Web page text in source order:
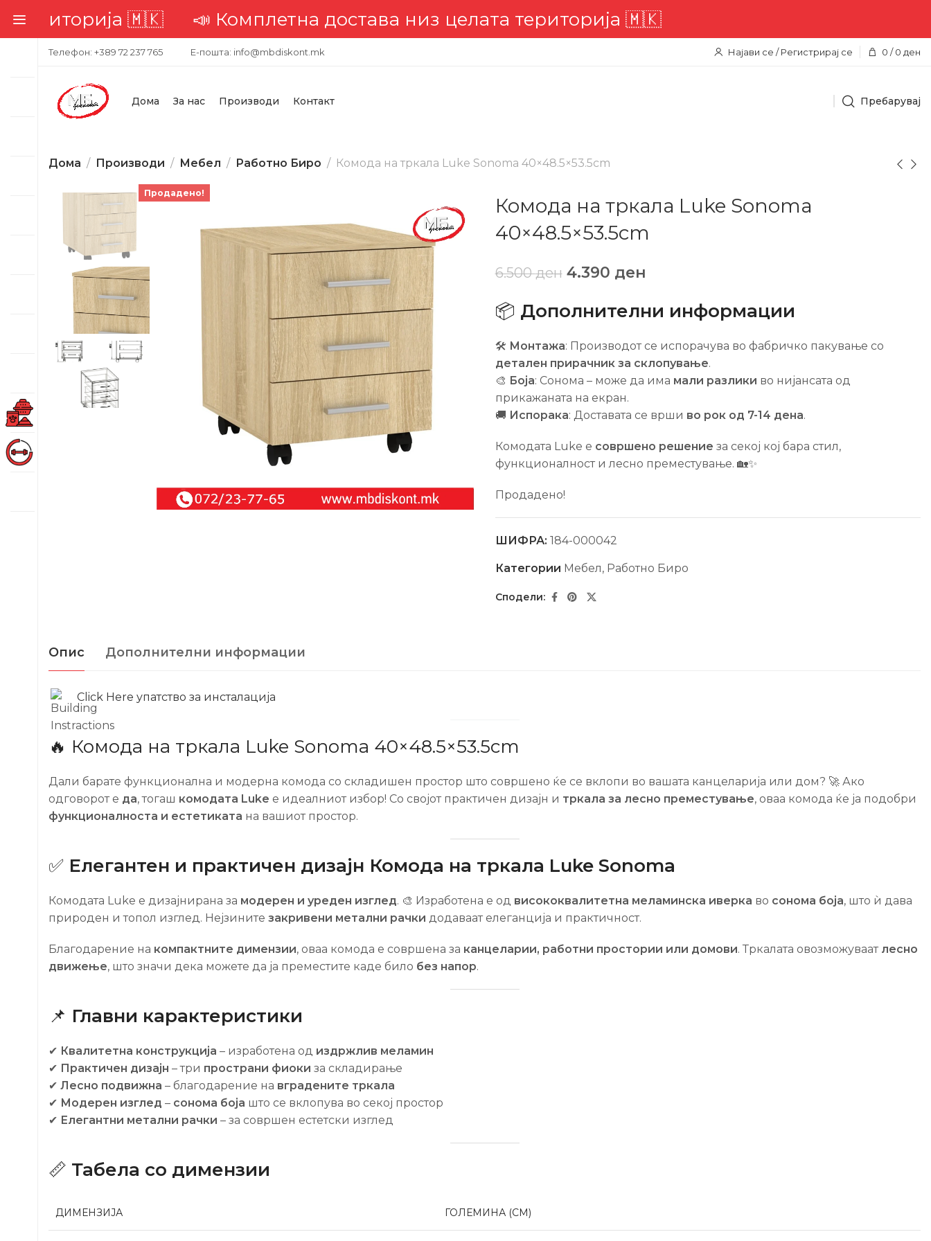
🇲🇰📣 Комплетна достава низ целата територија 🇲🇰
Телефон: +389 72 237 765 Е-пошта: info@mbdiskont.mk Најави се / Регистрирај се 0 / 0 ден
Дома За нас Производи Контакт Пребарувај
Дома Производи Мебел Работно Биро Комода на тркала Luke Sonoma 40×48.5×53.5cm
-32%
Продадено!
Комода на тркала Luke Sonoma
40×48.5×53.5cm
6.500ден 4.390 ден
📦 Дополнителни информации
🛠 Монтажа: Производот се испорачува во фабричко пакување со
детален прирачник за склопување.
🎨 Боја: Сонома – може да има мали разлики во нијансата од
прикажаната на екран.
🚚 Испорака: Доставата се врши во рок од 7-14 дена.
Комодата Luke е совршено решение за секој кој бара стил,
функционалност и лесно преместување. 🏡✨
Продадено!
ШИФРА: 184-000042
Категории Мебел, Работно Биро
Опис Дополнителни информации
Click Here упатство за инсталација
🔥 Комода на тркала Luke Sonoma 40×48.5×53.5cm
Дали барате функционална и модерна комода со складишен простор што совршено ќе се вклопи во вашата канцеларија или дом? 🚀 Ако
одговорот е да, тогаш комодата Luke е идеалниот избор! Со својот практичен дизајн и тркала за лесно преместување, оваа комода ќе ја подобри
функционалноста и естетиката на вашиот простор.
✅ Елегантен и практичен дизајн Комода на тркала Luke Sonoma
Комодата Luke е дизајнирана за модерен и уреден изглед. 🎨 Изработена е од висококвалитетна меламинска иверка во сонома боја, што ѝ дава
природен и топол изглед. Нејзините закривени метални рачки додаваат елеганција и практичност.
Благодарение на компактните димензии, оваа комода е совршена за канцеларии, работни простории или домови. Тркалата овозможуваат лесно
движење, што значи дека можете да ја преместите каде било без напор.
📌 Главни карактеристики
✔ Квалитетна конструкција – изработена од издржлив меламин
✔ Практичен дизајн – три пространи фиоки за складирање
✔ Лесно подвижна – благодарение на вградените тркала
✔ Модерен изглед – сонома боја што се вклопува во секој простор
✔ Елегантни метални рачки – за совршен естетски изглед
📏 Табела со димензии
ДИМЕНЗИЈА ГОЛЕМИНА (CM)